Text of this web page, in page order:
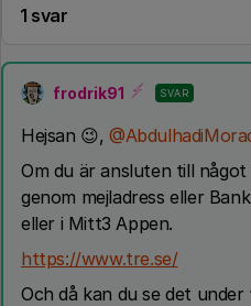
1 svar
frodrik91 SVAR
Hejsan 😉,
Om du är ansluten till något
genom mejladress eller
eller i Mitt3 Appen.
https://www.tre.se/
Och då kan du se det